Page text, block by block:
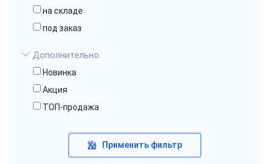
на складе
под заказ
Дополнительно
Новинка
Акция
ТОП-продажа
Применить фильтр